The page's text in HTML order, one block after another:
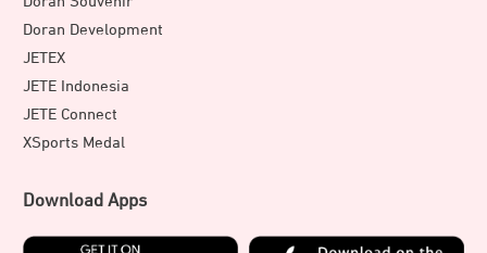
Doran Development
JETEX
JETE Indonesia
JETE Connect
XSports Medal
Download Apps